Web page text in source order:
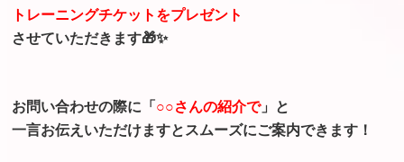
トレーニングチケットをプレゼント
させていただきます🎁✨
お問い合わせの際に「 ○○さんの紹介で」と
一言お伝えいただけますとスムーズにご案内できます！